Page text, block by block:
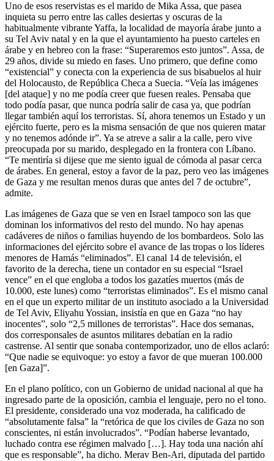
Uno de esos reservistas es el marido de Mika Assa, que pasea
inquieta su perro entre las calles desiertas y oscuras de la
habitualmente vibrante Yaffa, la localidad de mayoría árabe junto a
su Tel Aviv natal y en la que el ayuntamiento ha puesto carteles en
árabe y en hebreo con la frase: “Superaremos esto juntos”. Assa, de
29 años, divide su miedo en fases. Uno primero, que define como
“existencial” y conecta con la experiencia de sus bisabuelos al huir
del Holocausto, de República Checa a Suecia. “Veía las imágenes
[del ataque] y no me podía creer que fuesen reales. Pensaba que
todo podía pasar, que nunca podría salir de casa ya, que podrían
llegar también aquí los terroristas. Sí, ahora tenemos un Estado y un
ejército fuerte, pero es la misma sensación de que nos quieren matar
y no tenemos adónde ir”. Ya se atreve a salir a la calle, pero vive
preocupada por su marido, desplegado en la frontera con Líbano.
“Te mentiría si dijese que me siento igual de cómoda al pasar cerca
de árabes. En general, estoy a favor de la paz, pero veo las imágenes
de Gaza y me resultan menos duras que antes del 7 de octubre”,
admite.
Las imágenes de Gaza que se ven en Israel tampoco son las que
dominan los informativos del resto del mundo. No hay apenas
cadáveres de niños o familias huyendo de los bombardeos. Solo las
informaciones del ejército sobre el avance de las tropas o los líderes
menores de Hamás “eliminados”. El canal 14 de televisión, el
favorito de la derecha, tiene un contador en su especial “Israel
vence” en el que engloba a todos los gazatíes muertos (más de
10.000, este lunes) como “terroristas eliminados”. Es el mismo canal
en el que un experto militar de un instituto asociado a la Universidad
de Tel Aviv, Eliyahu Yossian, insistía en que en Gaza “no hay
inocentes”, solo “2,5 millones de terroristas”. Hace dos semanas,
dos corresponsales de asuntos militares debatían en la radio
castrense. Al sentir que sonaba contemporizador, uno de ellos aclaró:
“Que nadie se equivoque: yo estoy a favor de que mueran 100.000
[en Gaza]”.
En el plano político, con un Gobierno de unidad nacional al que ha
ingresado parte de la oposición, cambia el lenguaje, pero no el tono.
El presidente, considerado una voz moderada, ha calificado de
“absolutamente falsa” la “retórica de que los civiles de Gaza no son
conscientes, ni están involucrados”. “Podían haberse levantado,
luchado contra ese régimen malvado […]. Hay toda una nación ahí
que es responsable”, ha dicho. Merav Ben-Ari, diputada del partido